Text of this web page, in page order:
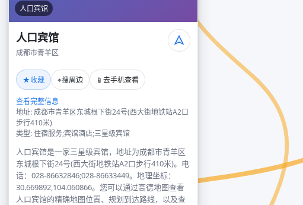
人口宾馆
人口宾馆
成都市青羊区
★收藏 ⌖搜周边 📱 去手机查看
查看完整信息
地址: 成都市青羊区东城根下街24号(西大街地铁站A2口
步行410米)
类型: 住宿服务;宾馆酒店;三星级宾馆
人口宾馆是一家三星级宾馆，地址为成都市青羊区
东城根下街24号(西大街地铁站A2口步行410米)。电
话：028-86632846;028-86633449。地理坐标：
30.669892,104.060866。您可以通过高德地图查看
人口宾馆的精确地图位置、规划到达路线，以及查